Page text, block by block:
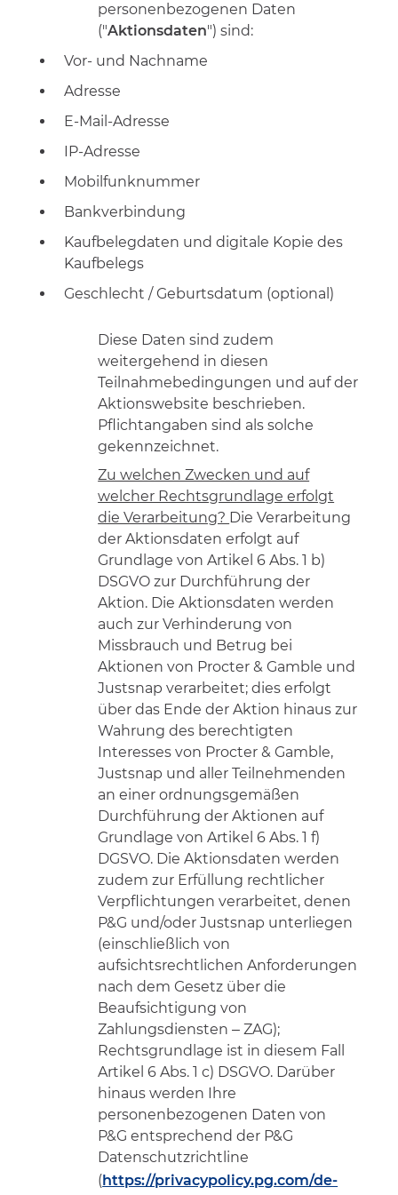
personenbezogenen Daten
("Aktionsdaten") sind:
Vor- und Nachname
Adresse
E-Mail-Adresse
IP-Adresse
Mobilfunknummer
Bankverbindung
Kaufbelegdaten und digitale Kopie des
Kaufbelegs
Geschlecht / Geburtsdatum (optional)
Diese Daten sind zudem
weitergehend in diesen
Teilnahmebedingungen und auf der
Aktionswebsite beschrieben.
Pflichtangaben sind als solche
gekennzeichnet.
Zu welchen Zwecken und auf
welcher Rechtsgrundlage erfolgt
die Verarbeitung? Die Verarbeitung
der Aktionsdaten erfolgt auf
Grundlage von Artikel 6 Abs. 1 b)
DSGVO zur Durchführung der
Aktion. Die Aktionsdaten werden
auch zur Verhinderung von
Missbrauch und Betrug bei
Aktionen von Procter & Gamble und
Justsnap verarbeitet; dies erfolgt
über das Ende der Aktion hinaus zur
Wahrung des berechtigten
Interesses von Procter & Gamble,
Justsnap und aller Teilnehmenden
an einer ordnungsgemäßen
Durchführung der Aktionen auf
Grundlage von Artikel 6 Abs. 1 f)
DGSVO. Die Aktionsdaten werden
zudem zur Erfüllung rechtlicher
Verpflichtungen verarbeitet, denen
P&G und/oder Justsnap unterliegen
(einschließlich von
aufsichtsrechtlichen Anforderungen
nach dem Gesetz über die
Beaufsichtigung von
Zahlungsdiensten – ZAG);
Rechtsgrundlage ist in diesem Fall
Artikel 6 Abs. 1 c) DSGVO. Darüber
hinaus werden Ihre
personenbezogenen Daten von
P&G entsprechend der P&G
Datenschutzrichtline
(https://privacypolicy.pg.com/de-